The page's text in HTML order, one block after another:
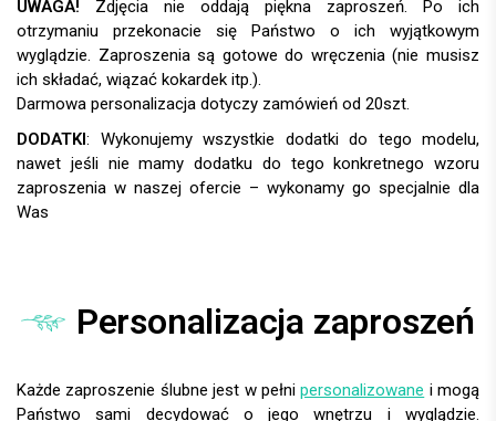
UWAGA!
DODATKI:
Personalizacja zaproszeń
Każde zaproszenie ślubne jest w pełnipersonalizowane i mogą
Państwo sami decydować o jego wnętrzu i wyglądzie.